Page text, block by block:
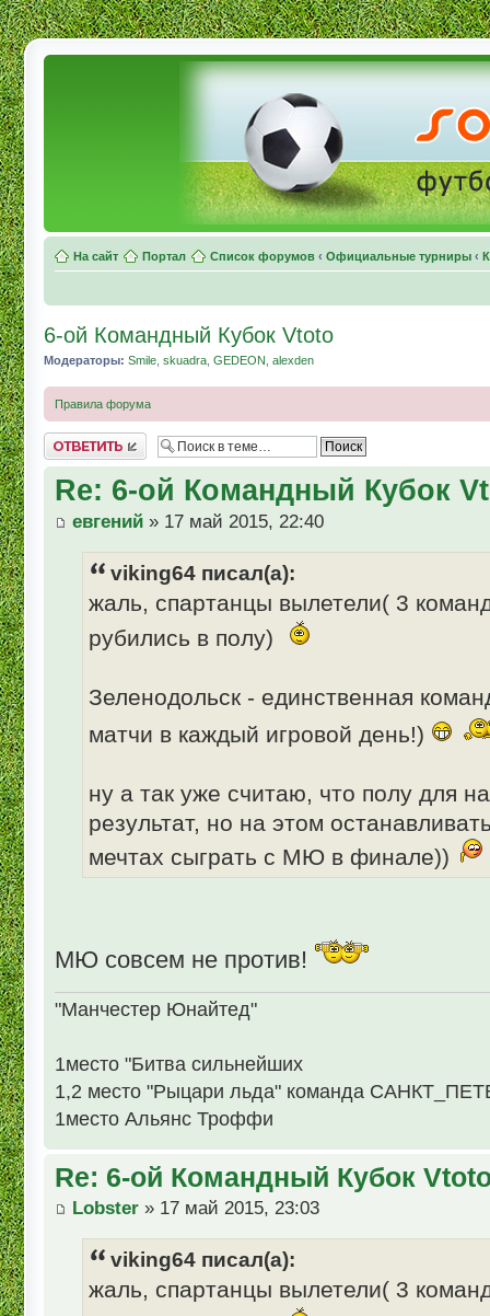
На сайт Портал Список форумов ‹ Официальные турниры ‹
6-ой Командный Кубок Vtoto
Модераторы: Smile skuadra GEDEON alexden
Правила форума
Комментировать
Re: 6-ой Командный Кубок
евгений » 17 май 2015, 22:40
viking64 писал(а):
жаль, спартанцы вылетели( 3
рубились в полу)
Зеленодольск - единственная
матчи в каждый игровой день!)
ну а так уже считаю, что полу для
результат, но на этом
мечтах сыграть с МЮ в финале))
МЮ совсем не против!
"Манчестер Юнайтед"
1место "Битва сильнейших
1,2 место "Рыцари льда" команда
1место Альянс Троффи
Re: 6-ой Командный Кубок
Lobster » 17 май 2015, 23:03
viking64 писал(а):
жаль, спартанцы вылетели( 3